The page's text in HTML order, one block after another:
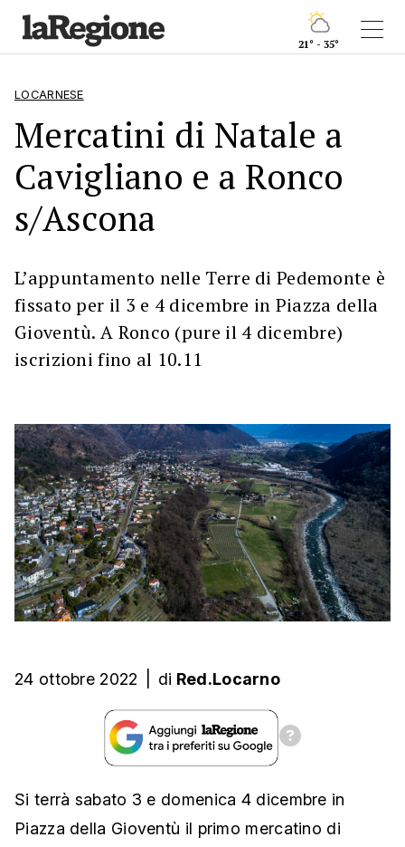
21° - 35°
LOCARNESE
Mercatini di Natale a
Cavigliano e a Ronco
s/Ascona
L’appuntamento nelle Terre di Pedemonte è
fissato per il 3 e 4 dicembre in Piazza della
Gioventù. A Ronco (pure il 4 dicembre)
iscrizioni fino al 10.11
24 ottobre 2022 di Red.Locarno
Si terrà sabato 3 e domenica 4 dicembre in
Piazza della Gioventù il primo mercatino di